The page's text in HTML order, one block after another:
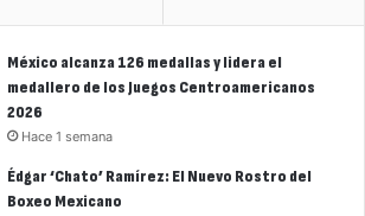
México alcanza 126 medallas y lidera el
medallero de los Juegos Centroamericanos
2026
Hace 1 semana
Édgar ‘Chato’ Ramírez: El Nuevo Rostro del
Boxeo Mexicano